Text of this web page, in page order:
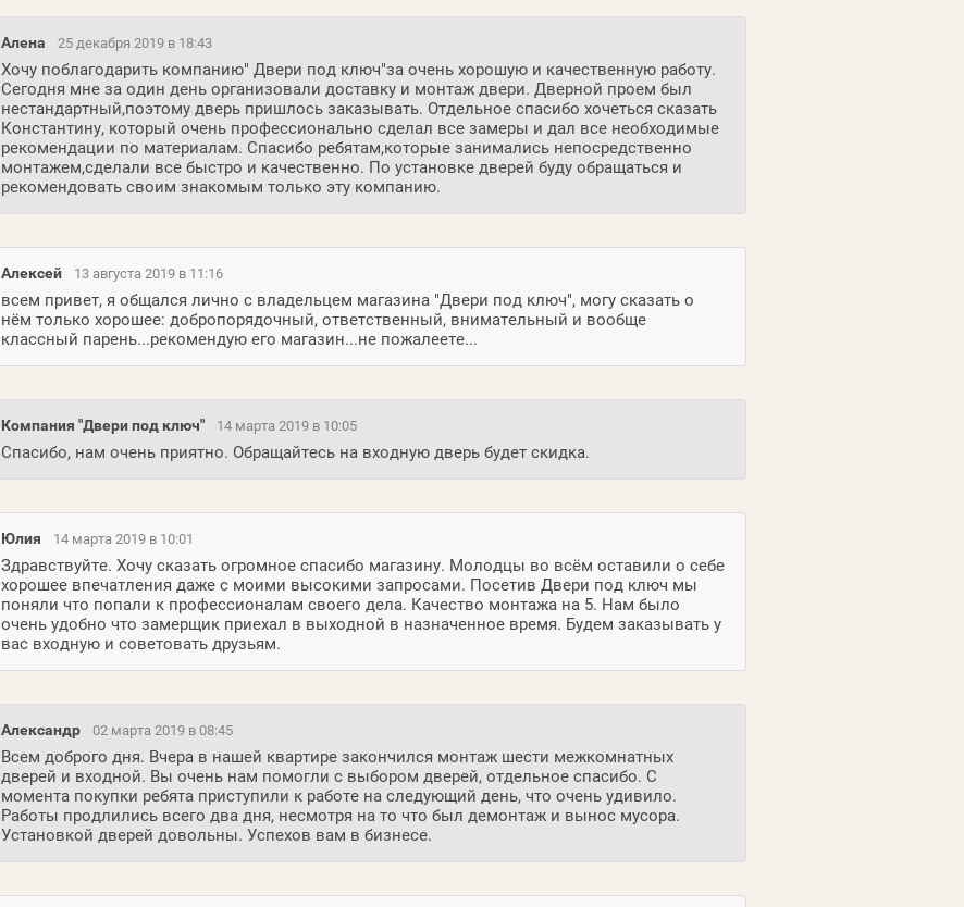
Алена 25 декабря 2019 в 18:43
Хочу поблагодарить компанию" Двери под ключ"за очень хорошую и качественную работу.
Сегодня мне за один день организовали доставку и монтаж двери. Дверной проем был
нестандартный,поэтому дверь пришлось заказывать. Отдельное спасибо хочеться сказать
Константину, который очень профессионально сделал все замеры и дал все необходимые
рекомендации по материалам. Спасибо ребятам,которые занимались непосредственно
монтажем,сделали все быстро и качественно. По установке дверей буду обращаться и
рекомендовать своим знакомым только эту компанию.
Алексей 13 августа 2019 в 11:16
всем привет, я общался лично с владельцем магазина "Двери под ключ", могу сказать о
нём только хорошее: добропорядочный, ответственный, внимательный и вообще
классный парень...рекомендую его магазин...не пожалеете...
Компания "Двери под ключ" 14 марта 2019 в 10:05
Спасибо, нам очень приятно. Обращайтесь на входную дверь будет скидка.
Юлия 14 марта 2019 в 10:01
Здравствуйте. Хочу сказать огромное спасибо магазину. Молодцы во всём оставили о себе
хорошее впечатления даже с моими высокими запросами. Посетив Двери под ключ мы
поняли что попали к профессионалам своего дела. Качество монтажа на 5. Нам было
очень удобно что замерщик приехал в выходной в назначенное время. Будем заказывать у
вас входную и советовать друзьям.
Александр 02 марта 2019 в 08:45
Всем доброго дня. Вчера в нашей квартире закончился монтаж шести межкомнатных
дверей и входной. Вы очень нам помогли с выбором дверей, отдельное спасибо. С
момента покупки ребята приступили к работе на следующий день, что очень удивило.
Работы продлились всего два дня, несмотря на то что был демонтаж и вынос мусора.
Установкой дверей довольны. Успехов вам в бизнесе.